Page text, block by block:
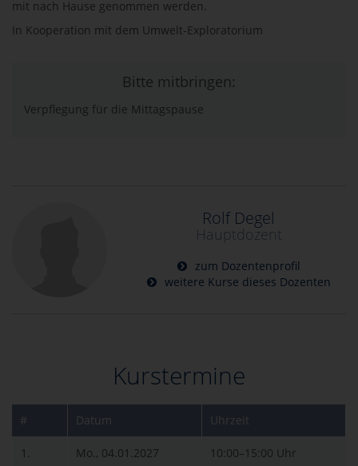
mit nach Hause genommen werden.
In Kooperation mit dem Umwelt-Exploratorium
Bitte mitbringen:
Verpflegung für die Mittagspause
Rolf Degel
Hauptdozent
zum Dozentenprofil
weitere Kurse dieses Dozenten
Kurstermine
# Datum Uhrzeit
1. Mo., 04.01.2027 10:00–15:00 Uhr